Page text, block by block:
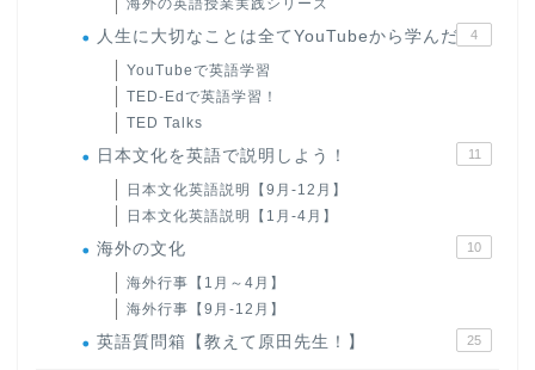
海外の英語授業実践シリーズ
人生に大切なことは全てYouTubeから学んだ 4
YouTubeで英語学習
TED-Edで英語学習！
TED Talks
日本文化を英語で説明しよう！ 11
日本文化英語説明【9月-12月】
日本文化英語説明【1月-4月】
海外の文化 10
海外行事【1月～4月】
海外行事【9月-12月】
英語質問箱【教えて原田先生！】 25